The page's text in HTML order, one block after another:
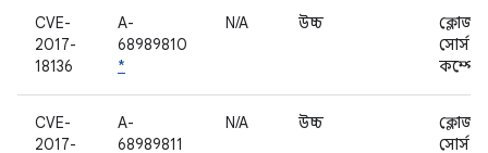
CVE-
2017-
18136
A-
68989810
*
N/A উচ্চ
ক্লোজড
সোর্স
CVE-
2017-
A-
68989811
N/A উচ্চ
ক্লোজড
সোর্স